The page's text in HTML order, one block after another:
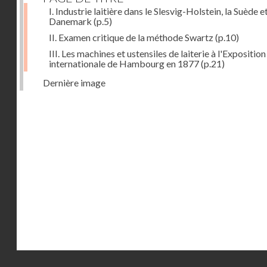
I. Industrie laitière dans le Slesvig-Holstein, la Suède
Danemark (p.5)
II. Examen critique de la méthode Swartz(p.10)
III. Les machines et ustensiles de laiterie à l'Exposition
internationale de Hambourg en 1877(p.21)
Dernière image